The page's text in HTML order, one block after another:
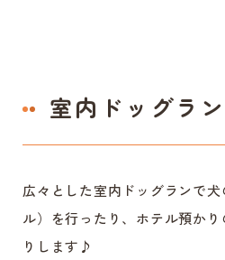
室内ドッグラン
広々とした室内ドッグランで
ル）を行ったり、ホテル預か
りします♪